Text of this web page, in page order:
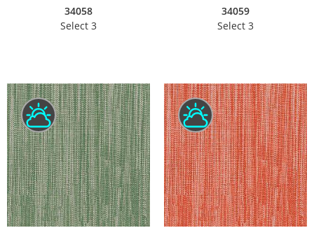
34058
Select 3
34059
Select 3